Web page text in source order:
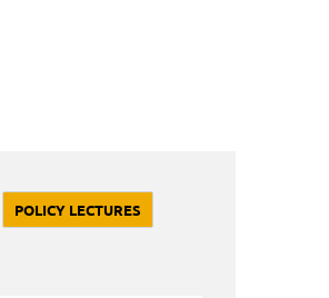
POLICY LECTURES